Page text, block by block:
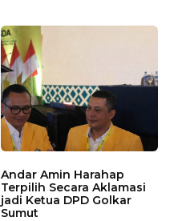
Andar Amin Harahap
Terpilih Secara Aklamasi
jadi Ketua DPD Golkar
Sumut